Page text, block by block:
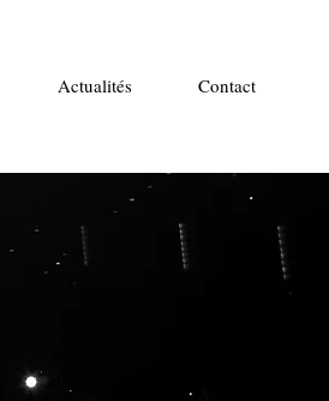
Actualités Contact